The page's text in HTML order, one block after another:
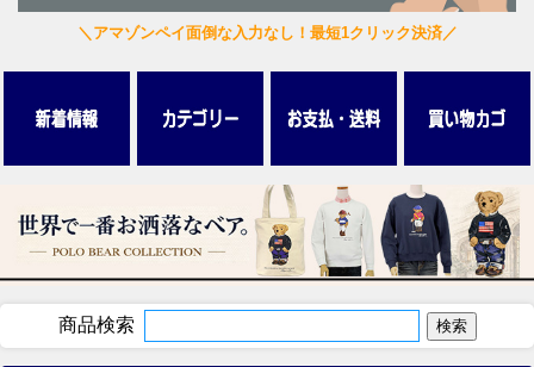
＼アマゾンペイ面倒な入力なし！最短1クリック決済／
商品検索